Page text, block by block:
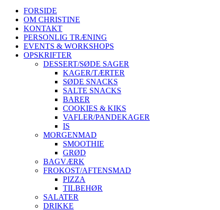
FORSIDE
OM CHRISTINE
KONTAKT
PERSONLIG TRÆNING
EVENTS & WORKSHOPS
OPSKRIFTER
DESSERT/SØDE SAGER
KAGER/TÆRTER
SØDE SNACKS
SALTE SNACKS
BARER
COOKIES & KIKS
VAFLER/PANDEKAGER
IS
MORGENMAD
SMOOTHIE
GRØD
BAGVÆRK
FROKOST/AFTENSMAD
PIZZA
TILBEHØR
SALATER
DRIKKE